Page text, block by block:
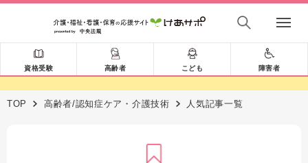
資格受験 高齢者 こども 障害者
TOP 高齢者/認知症ケア・介護技術 人気記事一覧